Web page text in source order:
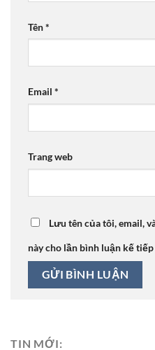
Tên*
Email *
Trang web
Lưu tên của tôi, email,
này cho lần bình luận kế
TIN MỚI: